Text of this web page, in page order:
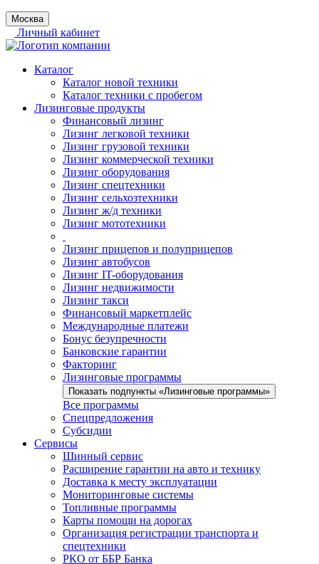
Москва
Личный кабинет
Каталог
Каталог новой техники
Каталог техники с пробегом
Лизинговые продукты
Финансовый лизинг
Лизинг легковой техники
Лизинг грузовой техники
Лизинг коммерческой техники
Лизинг оборудования
Лизинг спецтехники
Лизинг сельхозтехники
Лизинг ж/д техники
Лизинг мототехники
Лизинг прицепов и полуприцепов
Лизинг автобусов
Лизинг IT-оборудования
Лизинг недвижимости
Лизинг такси
Финансовый маркетплейс
Международные платежи
Бонус безупречности
Банковские гарантии
Факторинг
Лизинговые программы
Показать подпункты «Лизинговые программы»
Все программы
Спецпредложения
Субсидии
Сервисы
Шинный сервис
Расширение гарантии на авто и технику
Доставка к месту эксплуатации
Мониторинговые системы
Топливные программы
Карты помощи на дорогах
Организация регистрации транспорта и
спецтехники
РКО от ББР Банка